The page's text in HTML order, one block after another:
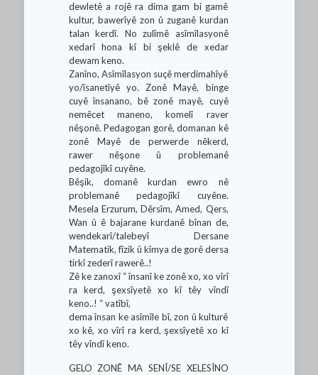
dewletê a rojê ra dima gam bi gamê
kultur, bawerîyê zon û zuganê kurdan
talan kerdî. No zulîmê asîmîlasyonê
xedarî hona kî bi şeklê de xedar
dewam keno.
Zanîno, Asîmîlasyon suçê merdimahîyê
yo/îsanetîyê yo. Zonê Mayê, binge
cuyê însanano, bê zonê mayê, cuyê
nemêcet maneno, komelî raver
nêşonê. Pedagogan gorê, domanan kê
zonê Mayê de perwerde nêkerd,
rawer nêşone û problemanê
pedagojîkî cuyêne.
Bêşik, domanê kurdan ewro nê
problemanê pedagojîkî cuyêne.
Mesela Erzurum, Dêrsîm, Amed, Qers,
Wan û ê bajarane kurdanê bînan de,
wendekarî/talebeyî Dersane
Matematik, fîzik û kîmya de gorê dersa
tirkî zederî rawerê..!
Zê ke zanoxî “ însanî ke zonê xo, xo vîrî
ra kerd, şexsîyetê xo kî têy vîndî
keno..! “ vatîbî,
dema însan ke asîmîle bî, zon û kulturê
xo kê, xo vîrî ra kerd, şexsîyetê xo kî
têy vîndî keno.
GELO ZONÊ MA SENÎ/SE XELESÎNO